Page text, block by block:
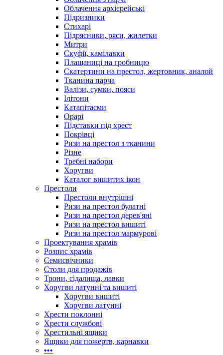
Облачення архієрейські
Підризники
Стихарі
Підрясники, ряси, жилетки
Митри
Скуфії, камілавки
Плащаниці на гробницю
Скатертини на престол, жертовник, аналой
Тканина парча
Валізи, сумки, пояси
Ілітони
Катапітасми
Орарі
Підставки під хрест
Покрівці
Ризи на престол з тканини
Різне
Требні набори
Хоругви
Каталог вишитих ікон
Престоли
Престоли внутрішні
Ризи на престол булатні
Ризи на престол дерев'яні
Ризи на престол вишиті
Ризи на престол мармурові
Проектування храмів
Розпис храмів
Семисвічники
Столи для продажів
Трони, сідалища, лавки
Хоругви латунні та вишиті
Хоругви вишиті
Хоругви латунні
Хрести поклонні
Хрести службові
Хрестильні ящики
Ящики для пожертв, карнавки
•••